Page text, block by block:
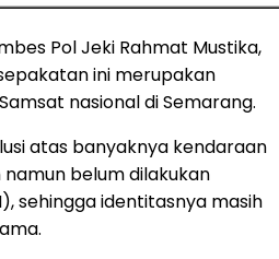
Pol Jeki Rahmat Mustika,
ini merupakan
nasional di Semarang.
atas banyaknya kendaraan
belum dilakukan
sehingga identitasnya masih